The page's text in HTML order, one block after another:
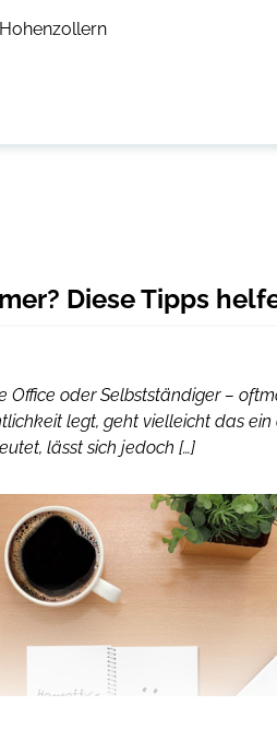
Diese Tipps
Office oder Selbstständiger –
legt, geht vielleicht das
lässt sich jedoch […]